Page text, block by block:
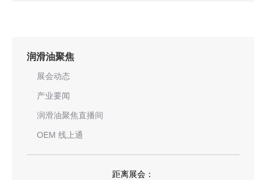
润滑油聚焦
展会动态
产业要闻
润滑油聚焦直播间
OEM 线上通
距离展会：